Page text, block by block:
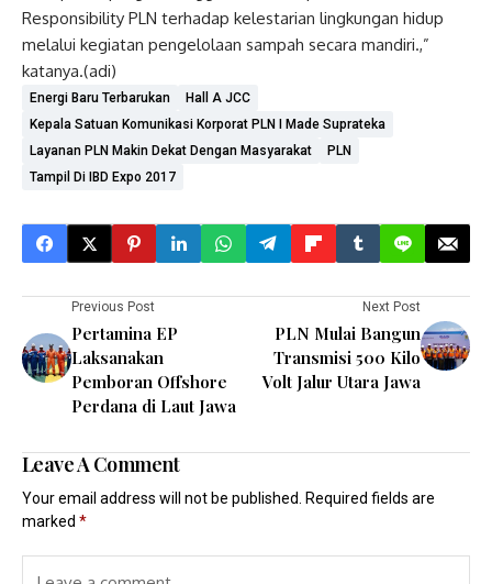
Responsibility PLN terhadap kelestarian lingkungan hidup
melalui kegiatan pengelolaan sampah secara mandiri.,”
katanya.(adi)
Energi Baru Terbarukan
Hall A JCC
Kepala Satuan Komunikasi Korporat PLN I Made Suprateka
Layanan PLN Makin Dekat Dengan Masyarakat
PLN
Tampil Di IBD Expo 2017
Previous Post
Pertamina EP
Laksanakan
Pemboran Offshore
Perdana di Laut Jawa
Next Post
PLN Mulai Bangun
Transmisi 500 Kilo
Volt Jalur Utara Jawa
Leave A Comment
Your email address will not be published. Required fields are
marked *